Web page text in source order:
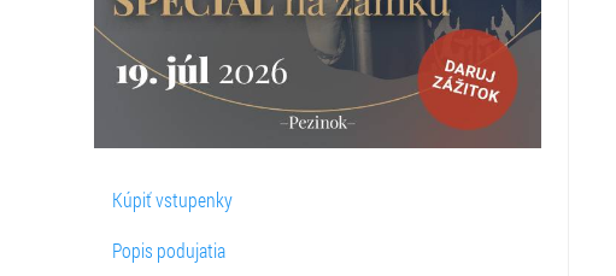
Kúpiť vstupenky
Popis podujatia